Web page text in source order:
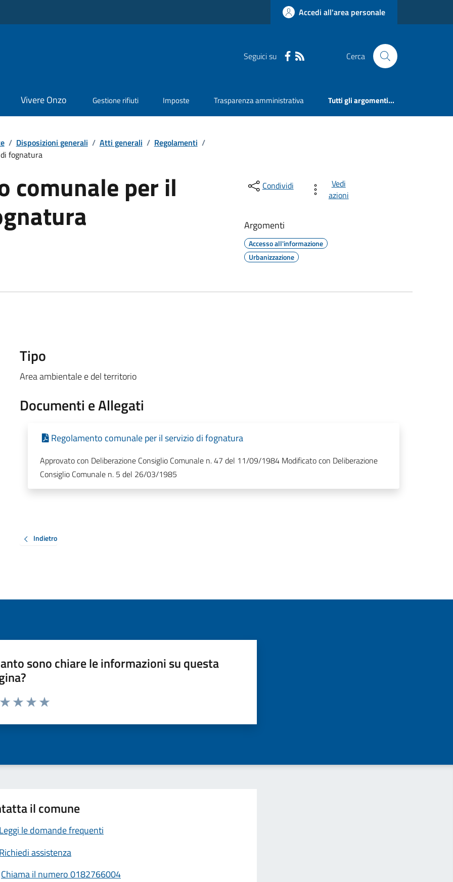
Accedi all'area personale
Seguici su Cerca
Vivere Onzo Gestione rifiuti Imposte Trasparenza amministrativa Tutti gli argomenti...
/ Disposizioni generali / Atti generali / Regolamenti /
fognatura
comunale per il Condividi
Vedi
azioni
Argomenti
Accesso all'informazione
Urbanizzazione
Tipo
Area ambientale e del territorio
Documenti e Allegati
Regolamento comunale per il servizio di fognatura
Approvato con Deliberazione Consiglio Comunale n. 47 del 11/09/1984 Modificato con Deliberazione
Consiglio Comunale n. 5 del 26/03/1985
Indietro
sono chiare le informazioni su questa
da 1 a 5 stelle la pagina
il comune
Leggi le domande frequenti
Richiedi assistenza
Chiama il numero 0182766004